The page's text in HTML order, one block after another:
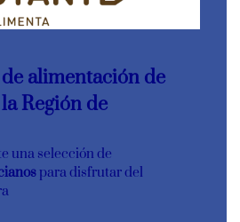
alimentación de
Región de
una selección de
para disfrutar del